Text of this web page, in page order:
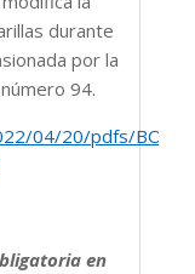
durante
por la
94.
04/20/pdfs/BOE-
en